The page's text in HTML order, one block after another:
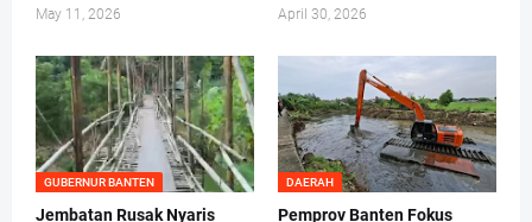
May 11, 2026 April 30, 2026
GUBERNUR BANTEN
Jembatan Rusak Nyaris
DAERAH
Pemprov Banten Fokus